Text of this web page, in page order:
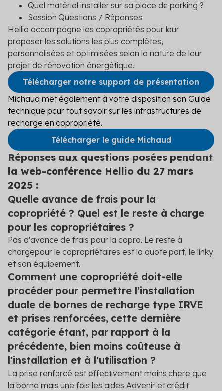
Quel matériel installer sur sa place de parking ?
Session Questions / Réponses
Hellio accompagne les copropriétés pour leur
proposer les solutions les plus complètes,
personnalisées et optimisées selon la nature de leur
projet de rénovation énergétique.
Télécharger notre support de présentation
Michaud met également à votre disposition son Guide
technique pour tout savoir sur les infrastructures de
recharge en copropriété.
Télécharger le guide Michaud
Réponses aux questions posées pendant
la web-conférence Hellio du 27 mars
2025 :
Quelle avance de frais pour la
copropriété ? Quel est le reste à charge
pour les copropriétaires ?
Pas d'avance de frais pour la copro. Le reste à
chargepour le copropriétaires est la quote part, le linky
et son équipement.
Comment une copropriété doit-elle
procéder pour permettre l'installation
duale de bornes de recharge type IRVE
et prises renforcées, cette dernière
catégorie étant, par rapport à la
précédente, bien moins coûteuse à
l'installation et à l'utilisation ?
La prise renforcé est effectivement moins chere que
la borne mais une fois les aides Advenir et crédit